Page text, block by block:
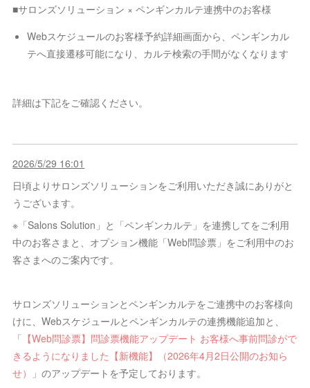
■サロンズソリューション × ペンギンカルテ連携中のお客様
Webスケジュールのお客様予約詳細画面から、ペンギンカル
テへ直接遷移可能になり、カルテ検索の手間がなくなります
詳細は下記をご確認ください。
2026/5/29 16:01
日頃よりサロンズソリューションをご利用いただき誠にありがと
うございます。
※「Salons Solution」と「ペンギンカルテ」を連携してをご利用
中のお客さまと、オプション機能「Web問診票」をご利用中のお
客さまへのご案内です。
サロンズソリューションとペンギンカルテをご連携中のお客様向
けに、Webスケジュールとペンギンカルテの連携機能追加と、
「 【Web問診票】問診票機能アップデート お客様へ事前問診がで
きるようになりました【新機能】（2026年4月2日公開のお知ら
せ）
」のアップデートを予定しております。